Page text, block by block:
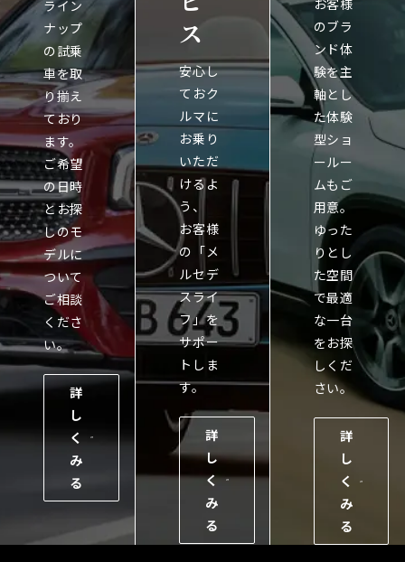
ライン
ナップ
の試乗
車を取
り揃え
ており
ます。
ご希望
の日時
とお探
しのモ
デルに
ついて
ご相談
くださ
い。
詳
し
く
み
る
ス
安心し
ておク
ルマに
お乗り
いただ
けるよ
う、
お客様
の「メ
ルセデ
スライ
フ」を
サポー
トしま
す。
詳
し
く
み
る
お客様
のブラ
ンド体
験を主
軸とし
た体験
型ショ
ールー
ムもご
用意。
ゆった
りとし
た空間
で最適
な一台
をお探
しくだ
さい。
詳
し
く
み
る